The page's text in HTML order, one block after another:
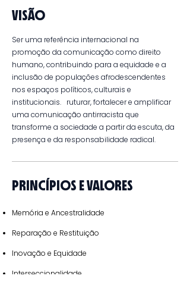
VISÃO
Ser uma referência internacional na
promoção da comunicação como direito
humano, contribuindo para a equidade e a
inclusão de populações afrodescendentes
nos espaços políticos, culturais e
institucionais. ruturar, fortalecer e amplificar
uma comunicação antirracista que
transforme a sociedade a partir da escuta, da
presença e da responsabilidade radical.​
PRINCÍPIOS E VALORES
Memória e Ancestralidade
Reparação e Restituição
Inovação e Equidade
Interseccionalidade